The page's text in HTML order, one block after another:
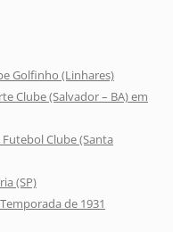
Golfinho (Linhares)
Clube (Salvador – BA) em
Clube (Santa
(SP)
de 1931